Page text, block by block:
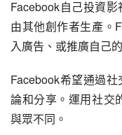
Facebook自己投資
由其他創作者生產。
入廣告、或推廣自己
Facebook希望通過
論和分享。運用社交
與眾不同。